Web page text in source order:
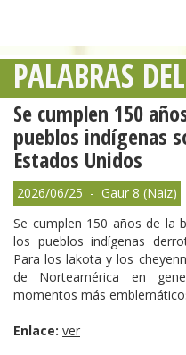
PALABRAS
Se cumplen 150
pueblos indígenas
Estados Unidos
2026/06/25 - Gaur 8 (Naiz)
Se cumplen 150 años de la
los pueblos indígenas
Para los lakota y los
de Norteamérica en
momentos más
Enlace: ver